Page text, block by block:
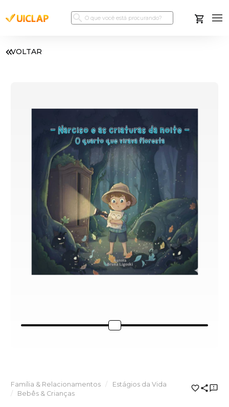
VOLTAR
Família & Relacionamentos
Estágios da Vida
Bebês & Crianças